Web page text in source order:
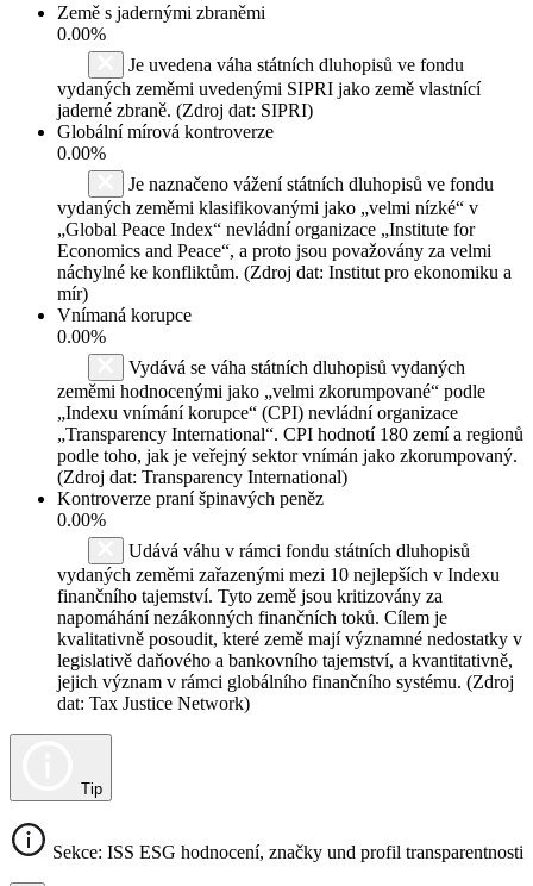
Země s jadernými zbraněmi
0.00%
Je uvedena váha státních dluhopisů ve fondu
vydaných zeměmi uvedenými SIPRI jako země vlastnící
jaderné zbraně. (Zdroj dat: SIPRI)
Globální mírová kontroverze
0.00%
Je naznačeno vážení státních dluhopisů ve fondu
vydaných zeměmi klasifikovanými jako „velmi nízké“ v
„Global Peace Index“ nevládní organizace „Institute for
Economics and Peace“, a proto jsou považovány za velmi
náchylné ke konfliktům. (Zdroj dat: Institut pro ekonomiku a
mír)
Vnímaná korupce
0.00%
Vydává se váha státních dluhopisů vydaných
zeměmi hodnocenými jako „velmi zkorumpované“ podle
„Indexu vnímání korupce“ (CPI) nevládní organizace
„Transparency International“. CPI hodnotí 180 zemí a regionů
podle toho, jak je veřejný sektor vnímán jako zkorumpovaný.
(Zdroj dat: Transparency International)
Kontroverze praní špinavých peněz
0.00%
Udává váhu v rámci fondu státních dluhopisů
vydaných zeměmi zařazenými mezi 10 nejlepších v Indexu
finančního tajemství. Tyto země jsou kritizovány za
napomáhání nezákonných finančních toků. Cílem je
kvalitativně posoudit, které země mají významné nedostatky v
legislativě daňového a bankovního tajemství, a kvantitativně,
jejich význam v rámci globálního finančního systému. (Zdroj
dat: Tax Justice Network)
Tip
Sekce: ISS ESG hodnocení, značky und profil transparentnosti